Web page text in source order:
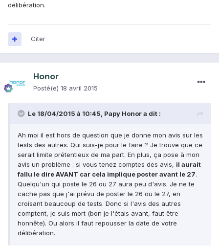
délibération.
Citer
Honor
Posté(e) 18 avril 2015
Le 18/04/2015 à 10:45, Papy Honor a dit :
Ah moi il est hors de question que je donne mon avis sur les
tests des autres. Qui suis-je pour le faire ? Je trouve que ce
serait limite prétentieux de ma part. En plus, ça pose à mon
avis un problème : si vous tenez comptes des avis, il aurait
fallu le dire AVANT car cela implique poster avant le 27.
Quelqu'un qui poste le 26 ou 27 aura peu d'avis. Je ne te
cache pas que j'ai prévu de poster le 26 ou le 27, en
croisant beaucoup de tests. Donc si l'avis des autres
comptent, je suis mort (bon je l'étais avant, faut être
honnête). Ou alors il faut repousser la date de votre
délibération.